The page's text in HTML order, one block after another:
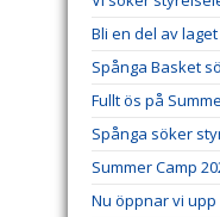
Bli en del av
Spånga Basket
Fullt ös på
Spånga söker
Summer Camp
Nu öppnar vi upp